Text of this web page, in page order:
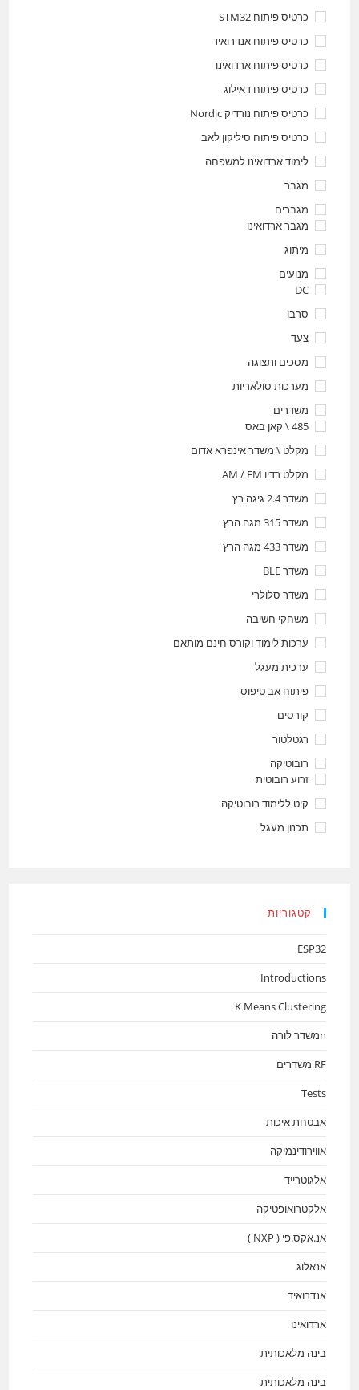
כרטיס פיתוח STM32
כרטיס פיתוח אנדרואיד
כרטיס פיתוח ארדואינו
כרטיס פיתוח דאילוג
כרטיס פיתוח נורדיק Nordic
כרטיס פיתוח סיליקון לאב
לימוד ארדואינו למשפחה
מגבר
מגברים
מגבר ארדואינו
מיתוג
מנועים
DC
סרבו
צעד
מסכים ותצוגה
מערכות סולאריות
משדרים
485 \ קאן באס
מקלט \ משדר אינפרא אדום
מקלט רדיו AM / FM
משדר 2.4 גיגה רץ
משדר 315 מגה הרץ
משדר 433 מגה הרץ
משדר BLE
משדר סלולרי
משחקי חשיבה
ערכות לימוד וקורס חינם מותאם
ערכית מעגל
פיתוח אב טיפוס
קורסים
רגטלטור
רובוטיקה
זרוע רובוטית
קיט ללימוד רובוטיקה
תכנון מעגל
קטגוריות
ESP32
Introductions
K Means Clustering
nמשדר לורה
RF משדרים
Tests
אבטחת איכות
אווירודינמיקה
אלגוטרייד
אלקטרואופטיקה
אנ.אקס.פי ( NXP )
אנאלוג
אנדרואיד
ארדואינו
בינה מלאכותית
בינה מלאכותית